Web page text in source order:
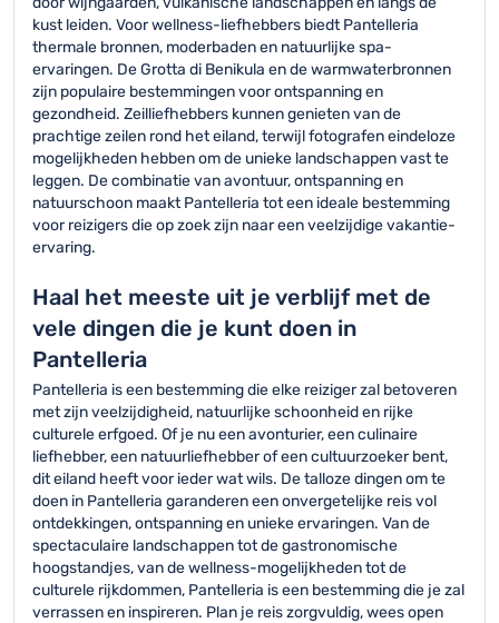
kust leiden. Voor wellness-liefhebbers biedt Pantelleria
thermale bronnen, moderbaden en natuurlijke spa-
ervaringen. De Grotta di Benikula en de warmwaterbronnen
zijn populaire bestemmingen voor ontspanning en
gezondheid. Zeilliefhebbers kunnen genieten van de
prachtige zeilen rond het eiland, terwijl fotografen eindeloze
mogelijkheden hebben om de unieke landschappen vast te
leggen. De combinatie van avontuur, ontspanning en
natuurschoon maakt Pantelleria tot een ideale bestemming
voor reizigers die op zoek zijn naar een veelzijdige vakantie-
ervaring.
Haal het meeste uit je verblijf met de
vele dingen die je kunt doen in
Pantelleria
Pantelleria is een bestemming die elke reiziger zal betoveren
met zijn veelzijdigheid, natuurlijke schoonheid en rijke
culturele erfgoed. Of je nu een avonturier, een culinaire
liefhebber, een natuurliefhebber of een cultuurzoeker bent,
dit eiland heeft voor ieder wat wils. De talloze dingen om te
doen in Pantelleria garanderen een onvergetelijke reis vol
ontdekkingen, ontspanning en unieke ervaringen. Van de
spectaculaire landschappen tot de gastronomische
hoogstandjes, van de wellness-mogelijkheden tot de
culturele rijkdommen, Pantelleria is een bestemming die je zal
verrassen en inspireren. Plan je reis zorgvuldig, wees open